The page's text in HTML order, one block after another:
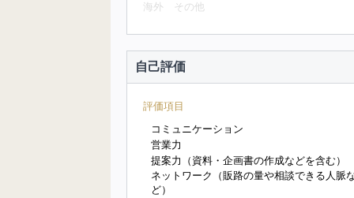
海外
その他
自己評価
評価項目
コミュニケーション
営業力
提案力（資料・企画書の作成などを含む）
ネットワーク（販路の量や相談できる人脈
ど）